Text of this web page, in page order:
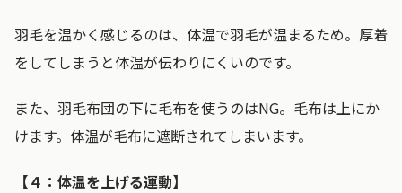
羽毛を温かく感じるのは、体温で羽毛が温まるため。厚着
をしてしまうと体温が伝わりにくいのです。
また、羽毛布団の下に毛布を使うのはNG。毛布は上にか
けます。体温が毛布に遮断されてしまいます。
【４：体温を上げる運動】